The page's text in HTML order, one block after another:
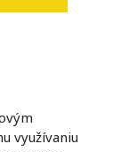
využívaniu